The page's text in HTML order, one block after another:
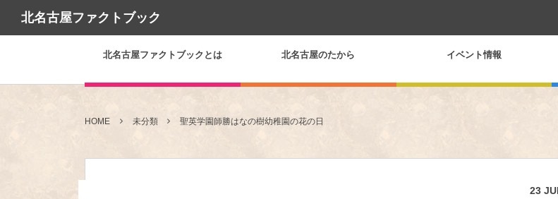
北名古屋ファクトブック
北名古屋ファクトブックとは 北名古屋のたから イベント情報
HOME 未分類 聖英学園師勝はなの樹幼稚園の花の日
23